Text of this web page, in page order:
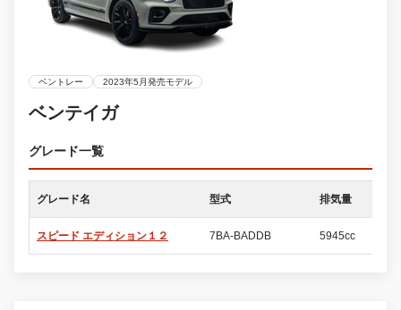
ベントレー 2023年5月発売モデル
ベンテイガ
グレード一覧
グレード名 型式 排気量
スピード エディション１２ 7BA-BADDB 5945cc